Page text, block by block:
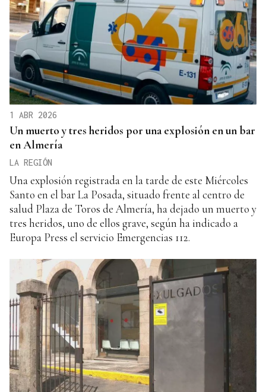
1 ABR 2026
Un muerto y tres heridos por una explosión en un bar
en Almería
LA REGIÓN
Una explosión registrada en la tarde de este Miércoles
Santo en el bar La Posada, situado frente al centro de
salud Plaza de Toros de Almería, ha dejado un muerto y
tres heridos, uno de ellos grave, según ha indicado a
Europa Press el servicio Emergencias 112.